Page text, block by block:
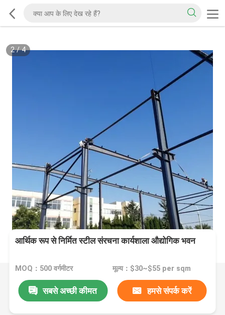
2/4
आर्थिक रूप से निर्मित स्टील संरचना कार्यशाला औद्योगिक भवन
MOQ：500 वर्गमीटर मूल्य：$30~$55 per sqm
सबसे अच्छी कीमत हमसे संपर्क करें